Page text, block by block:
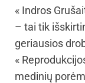
« Indros
– tai tik
geriausios
«
medinių